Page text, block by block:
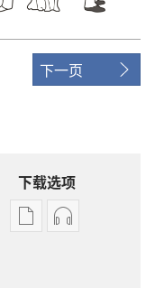
下一页
下载选项
出
音